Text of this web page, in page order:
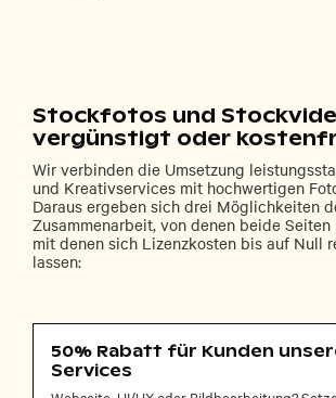
Stockfotos und
vergünstigt oder
Wir verbinden die Umsetzung
und Kreativservices mit hochwertigen
Daraus ergeben sich drei Möglichkeiten
Zusammenarbeit, von denen beide
mit denen sich Lizenzkosten bis auf Null
lassen:
50% Rabatt für Kunden
Services